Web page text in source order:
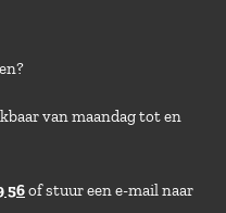
van maandag tot en
56of stuur een e-mail naar